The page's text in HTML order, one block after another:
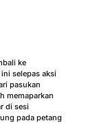
ke
selepas aksi
pasukan
memaparkan
di sesi
pada petang